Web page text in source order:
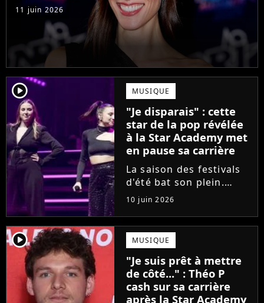
11 juin 2026
player2 MUSIQUE
"Je disparais" : cette
star de la pop révélée
à la Star Academy met
en pause sa carrière
La saison des festivals
d'été bat son plein.
Avant sa venue à
Solidays ou aux
Francofolies, cette
chanteuse phare de la
pop francophone fait
une annonce de taille :
une fois sa tournée...
10 juin 2026
player2 MUSIQUE
"Je suis prêt à mettre
de côté..." : Théo P
cash sur sa carrière
après la Star Academy